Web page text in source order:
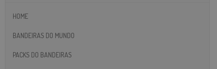
HOME
BANDEIRAS DO MUNDO
PACKS DO BANDEIRAS